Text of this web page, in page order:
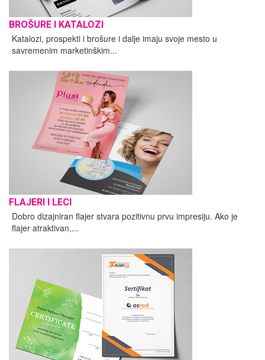
BROŠURE I KATALOZI
Katalozi, prospekti i brošure i dalje imaju svoje mesto u
savremenim marketinškim...
FLAJERI I LECI
Dobro dizajniran flajer stvara pozitivnu prvu impresiju. Ako je
flajer atraktivan,...